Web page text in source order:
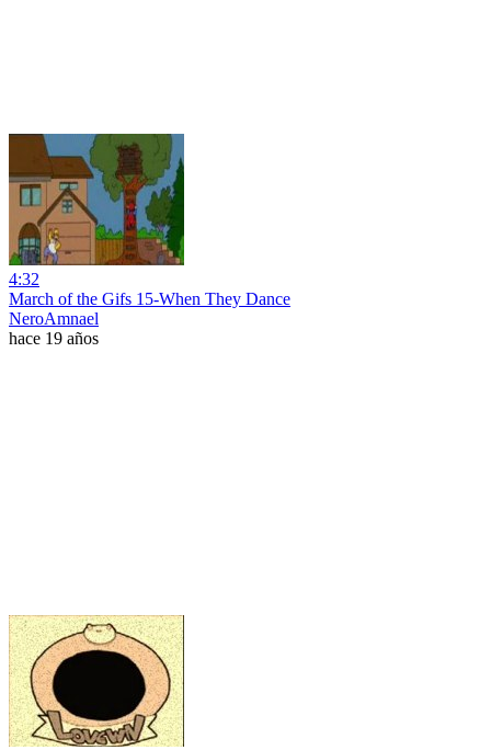
4:32
March of the Gifs 15-When They Dance
NeroAmnael
hace 19 años